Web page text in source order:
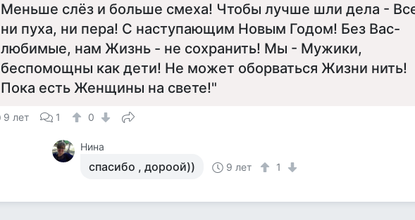
Меньше слёз и больше смеха! Чтобы лучше шли дела -
ни пуха, ни пера! С наступающим Новым Годом! Без Вас-
любимые, нам Жизнь - не сохранить! Мы - Мужики,
беспомощны как дети! Не может оборваться Жизни нить!
Пока есть Женщины на свете!"
9 лет 1 0
Нина
спасибо , дороой)) 9 лет 1